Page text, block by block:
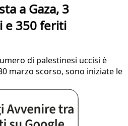
a Gaza, 3
e 350 feriti
di palestinesi uccisi è
marzo scorso, sono iniziate le